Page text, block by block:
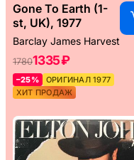
Gone To Earth (1-
st, UK), 1977
Barclay James Harvest
17801335 ₽
–25%
ОРИГИНАЛ 1977
ХИТ ПРОДАЖ